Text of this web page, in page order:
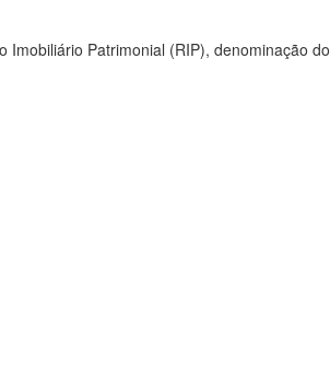
Imobiliário Patrimonial (RIP), denominação do